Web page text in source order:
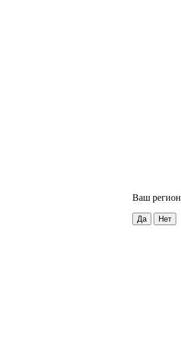
Ваш регион